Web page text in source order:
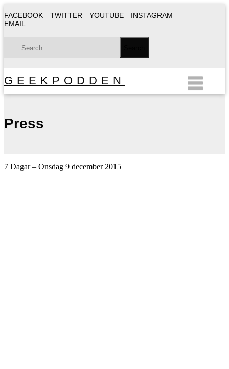
FACEBOOK TWITTER YOUTUBE
INSTAGRAM
EMAIL
GEEKPODDEN
Press
7 Dagar– Onsdag 9 december 2015